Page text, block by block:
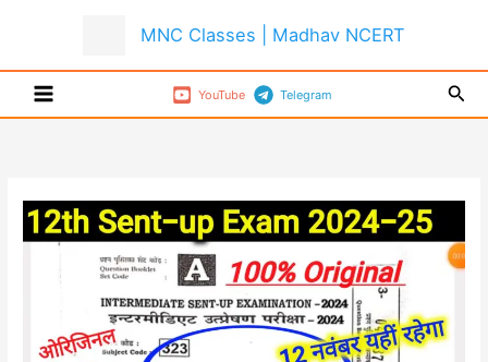
MNC Classes | Madhav NCERT
YouTube Telegram